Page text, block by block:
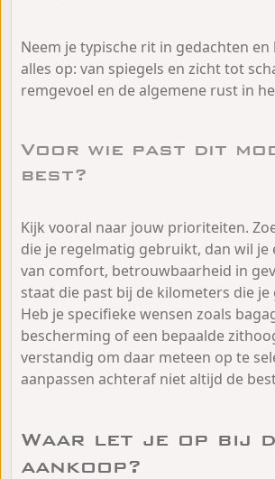
Neem je typische rit in gedachten
alles op: van spiegels en zicht tot
remgevoel en de algemene rust in
Voor wie past dit
best?
Kijk vooral naar jouw prioriteiten.
die je regelmatig gebruikt, dan wil je
van comfort, betrouwbaarheid in
staat die past bij de kilometers die je
Heb je specifieke wensen zoals
bescherming of een bepaalde
verstandig om daar meteen op te
aanpassen achteraf niet altijd de
Waar let je op bij
aankoop?